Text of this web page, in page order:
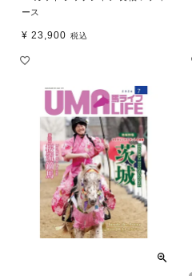
ース
¥ 23,900 税込